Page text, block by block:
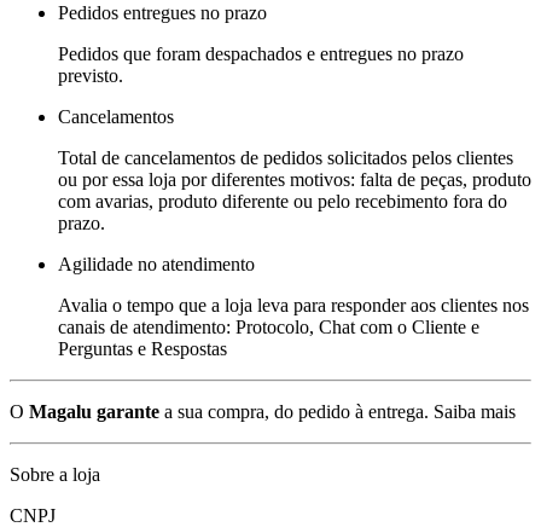
Pedidos entregues no prazo
Pedidos que foram despachados e entregues no prazo
previsto.
Cancelamentos
Total de cancelamentos de pedidos solicitados pelos clientes
ou por essa loja por diferentes motivos: falta de peças, produto
com avarias, produto diferente ou pelo recebimento fora do
prazo.
Agilidade no atendimento
Avalia o tempo que a loja leva para responder aos clientes nos
canais de atendimento: Protocolo, Chat com o Cliente e
Perguntas e Respostas
O Magalu garante a sua compra, do pedido à entrega. Saiba mais
Sobre a loja
CNPJ